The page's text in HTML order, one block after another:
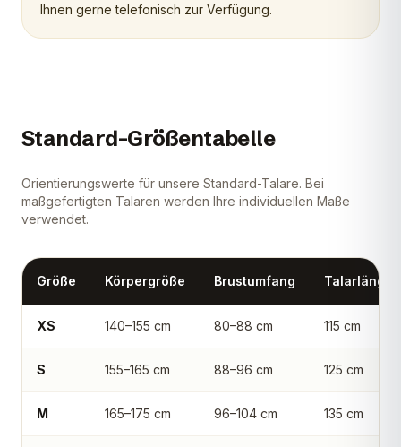
Ihnen gerne telefonisch zur Verfügung.
Standard-Größentabelle
Orientierungswerte für unsere Standard-Talare. Bei
maßgefertigten Talaren werden Ihre individuellen Maße
verwendet.
Größe Körpergröße Brustumfang Talarlänge
XS 140–155 cm 80–88 cm 115 cm
S 155–165 cm 88–96 cm 125 cm
M 165–175 cm 96–104 cm 135 cm